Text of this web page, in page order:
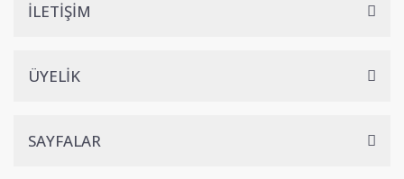
İLETİŞİM
ÜYELİK
SAYFALAR